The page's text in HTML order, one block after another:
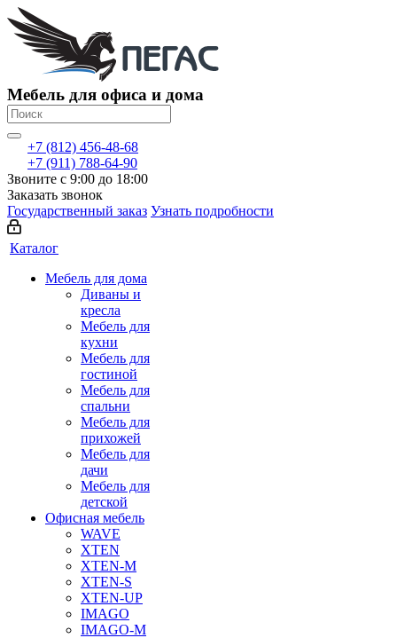
Мебель для офиса и дома
+7 (812) 456-48-68
+7 (911) 788-64-90
Звоните с 9:00 до 18:00
Заказать звонок
Государственный заказ Узнать подробности
Каталог
Мебель для дома
Диваны и
кресла
Мебель для
кухни
Мебель для
гостиной
Мебель для
спальни
Мебель для
прихожей
Мебель для
дачи
Мебель для
детской
Офисная мебель
WAVE
XTEN
XTEN-M
XTEN-S
XTEN-UP
IMAGO
IMAGO-M